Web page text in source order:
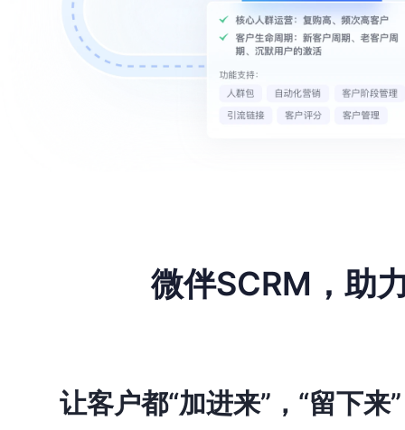
微伴SCRM，助
让客户都“加进来”，“留下来”